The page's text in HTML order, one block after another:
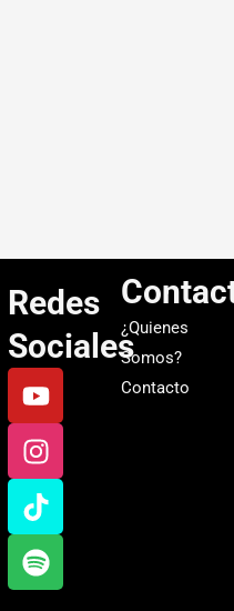
Redes
Sociales
Y
o
u
t
u
b
e
I
n
s
t
a
g
r
a
T
i
k
t
o
k
S
p
o
t
i
f
y
¿Quienes
Somos?
Contacto